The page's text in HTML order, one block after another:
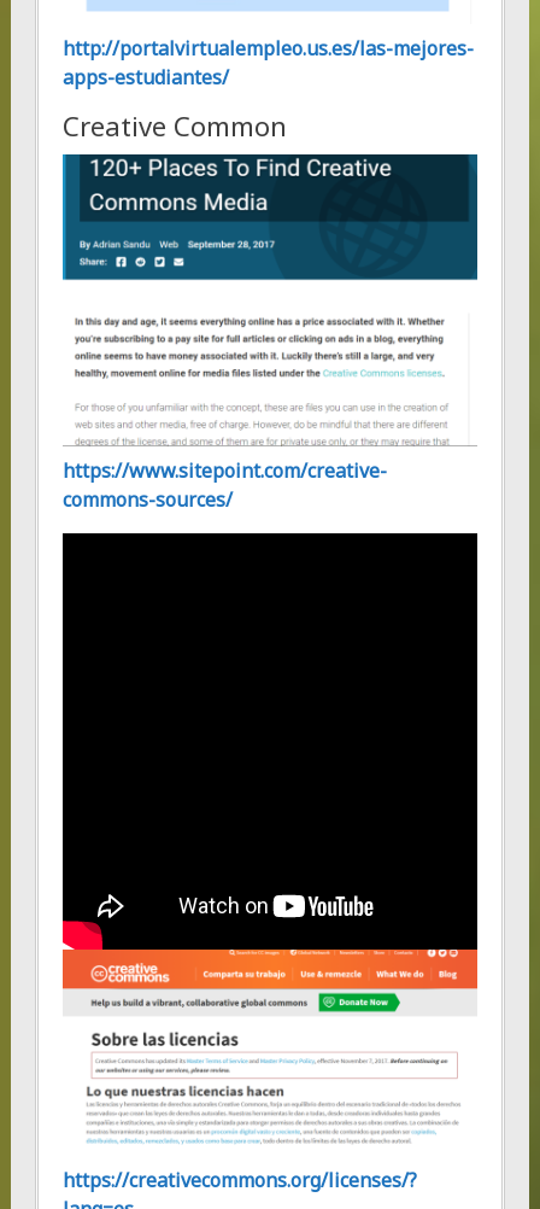
http://portalvirtualempleo.us.es/las-mejores-
apps-estudiantes/
Creative Common
https://www.sitepoint.com/creative-
commons-sources/
https://creativecommons.org/licenses/?